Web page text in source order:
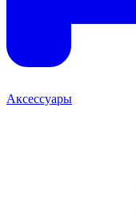
Аксессуары